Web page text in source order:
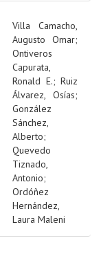
Villa Camacho,
Augusto Omar;
Ontiveros
Capurata,
Ronald E.; Ruiz
Álvarez, Osías;
González
Sánchez,
Alberto;
Quevedo
Tiznado,
Antonio;
Ordóñez
Hernández,
Laura Maleni